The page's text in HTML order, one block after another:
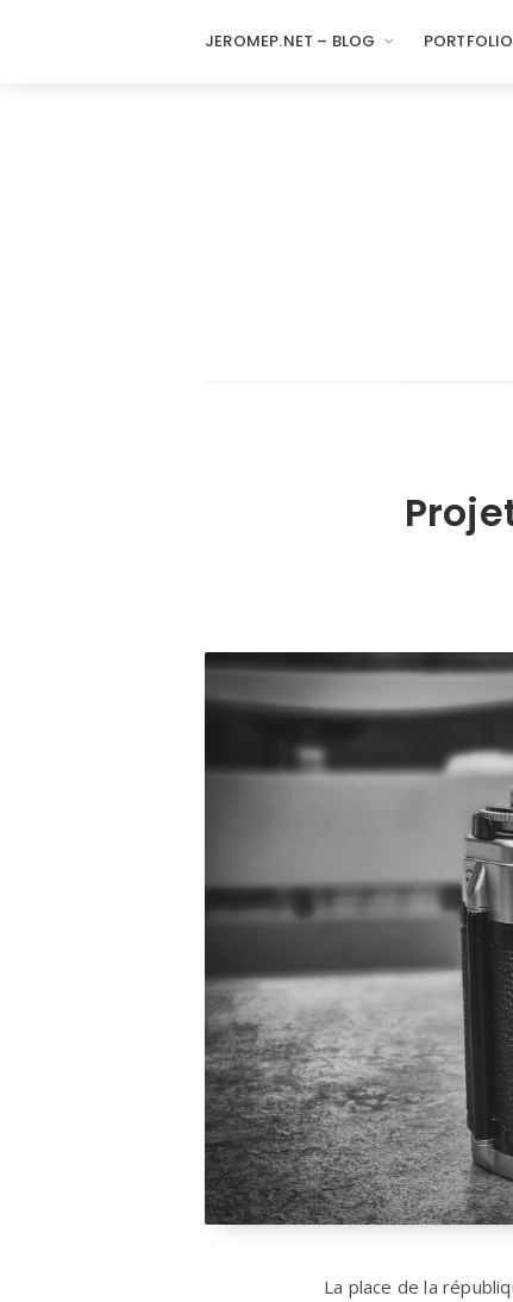
JEROMEP.NET – BLOG PORTFOLIO
La place de la